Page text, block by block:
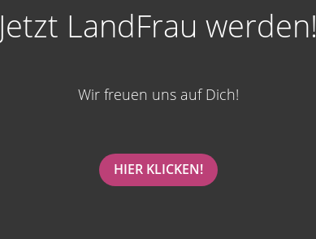
Jetzt LandFrau werden!
Wir freuen uns auf Dich!
HIER KLICKEN!